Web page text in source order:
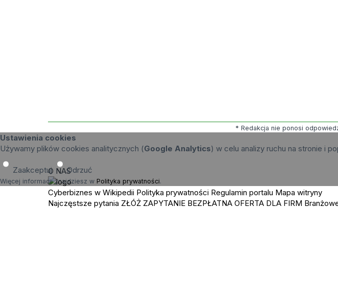
* Redakcja nie ponosi
Ustawienia cookies
Używamy plików cookies analitycznych (Google Analytics) w celu analizy ruchu na stronie i
Zaakceptuj Odrzuć
Więcej informacji znajdziesz w Polityka prywatności.
O NAS
Cyberbiznes w Wikipedii Polityka prywatności Regulamin portalu Mapa witryny
Najczęstsze pytania ZŁÓŻ ZAPYTANIE BEZPŁATNA OFERTA DLA FIRM